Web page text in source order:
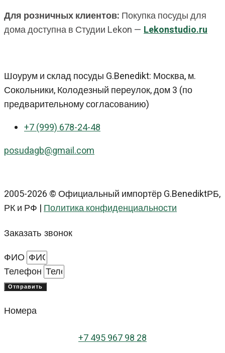
Для розничных клиентов: Покупка посуды для
дома доступна в Студии Lekon — Lekonstudio.ru
Шоурум и склад посуды G.Benedikt: Москва, м.
Сокольники, Колодезный переулок, дом 3 (по
предварительному согласованию)
+7 (999) 678-24-48
posudagb@gmail.com
2005-2026 © Официальный импортёр G.BenediktРБ,
РК и РФ |Политика конфиденциальности
Заказать звонок
ФИО
Телефон
Отправить
Номера
+7 495 967 98 28